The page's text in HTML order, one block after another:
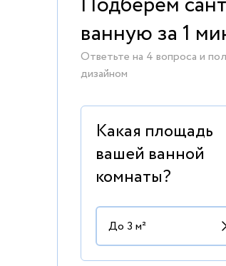
ванную за 1
Ответьте на 4 вопроса и
дизайном
Какая площадь
вашей ванной
комнаты?